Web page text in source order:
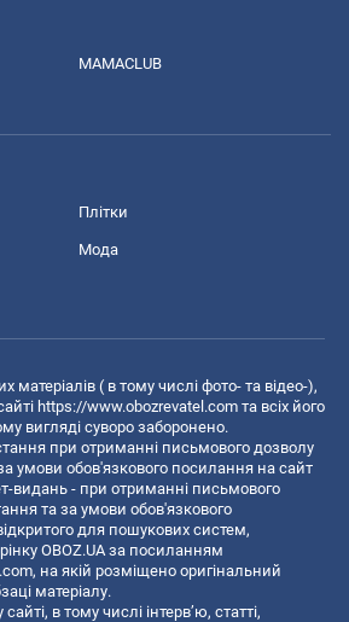
MAMACLUB
Плітки
Мода
матеріалів ( в тому числі фото- та відео-),
https://www.obozrevatel.com та всіх його
вигляді суворо заборонено.
при отриманні письмового дозволу
умови обов'язкового посилання на сайт
видань - при отриманні письмового
та за умови обов'язкового
для пошукових систем,
OBOZ.UA за посиланням
, на якій розміщено оригінальний
матеріалу.
в тому числі інтерв’ю, статті,